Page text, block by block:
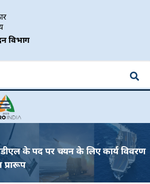
विभाग
के पद पर चयन के लिए कार्य विवरण